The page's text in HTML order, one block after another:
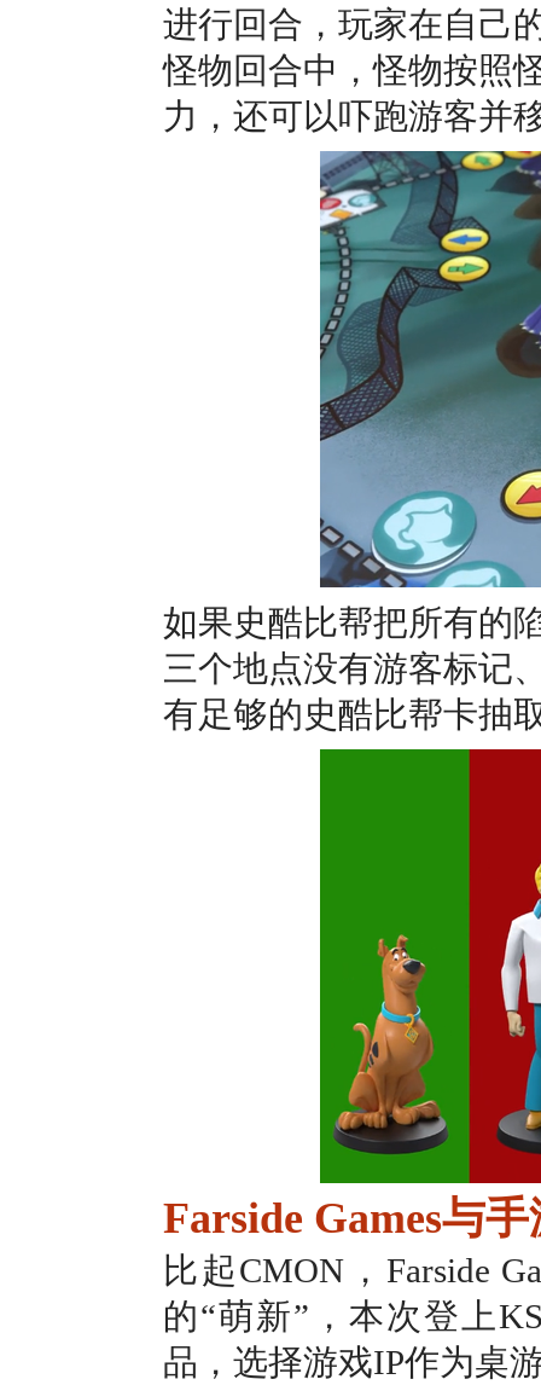
进行回合，玩家在自己
怪物回合中，怪物按照
力，还可以吓跑游客并
如果史酷比帮把所有的
三个地点没有游客标记
有足够的史酷比帮卡抽
Farside Games与
比起CMON，Farside
的“萌新”，本次登上
品，选择游戏IP作为桌